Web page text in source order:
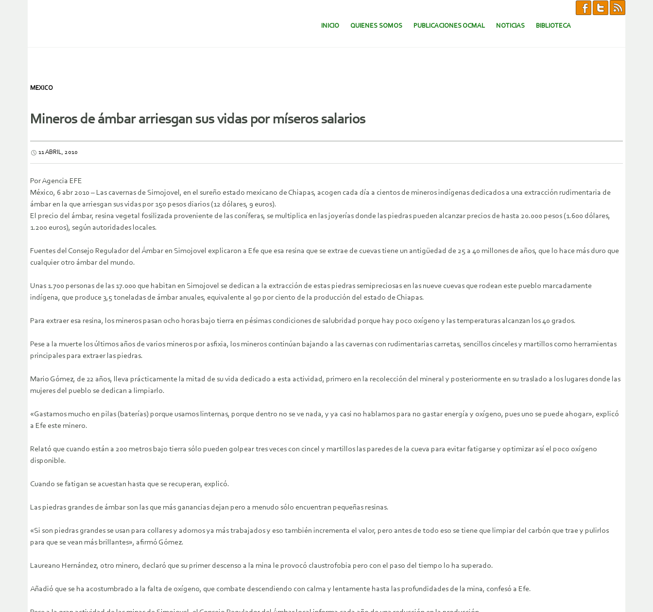
SALTAR AL CONTENIDO.
INICIO QUIENES SOMOS PUBLICACIONES OCMAL NOTICIAS BIBLIOTECA
MEXICO
Mineros de ámbar arriesgan sus vidas por míseros salarios
11 ABRIL, 2010
Por Agencia EFE
México, 6 abr 2010 – Las cavernas de Simojovel, en el sureño estado mexicano de Chiapas, acogen cada día a cientos de mineros indígenas dedicados a una extracción rudimentaria de
ámbar en la que arriesgan sus vidas por 150 pesos diarios (12 dólares, 9 euros).
El precio del ámbar, resina vegetal fosilizada proveniente de las coníferas, se multiplica en las joyerías donde las piedras pueden alcanzar precios de hasta 20.000 pesos (1.600 dólares,
1.200 euros), según autoridades locales.
Fuentes del Consejo Regulador del Ámbar en Simojovel explicaron a Efe que esa resina que se extrae de cuevas tiene un antigüedad de 25 a 40 millones de años, que lo hace más duro que
cualquier otro ámbar del mundo.
Unas 1.700 personas de las 17.000 que habitan en Simojovel se dedican a la extracción de estas piedras semipreciosas en las nueve cuevas que rodean este pueblo marcadamente
indígena, que produce 3,5 toneladas de ámbar anuales, equivalente al 90 por ciento de la producción del estado de Chiapas.
Para extraer esa resina, los mineros pasan ocho horas bajo tierra en pésimas condiciones de salubridad porque hay poco oxígeno y las temperaturas alcanzan los 40 grados.
Pese a la muerte los últimos años de varios mineros por asfixia, los mineros continúan bajando a las cavernas con rudimentarias carretas, sencillos cinceles y martillos como herramientas
principales para extraer las piedras.
Mario Gómez, de 22 años, lleva prácticamente la mitad de su vida dedicado a esta actividad, primero en la recolección del mineral y posteriormente en su traslado a los lugares donde las
mujeres del pueblo se dedican a limpiarlo.
«Gastamos mucho en pilas (baterías) porque usamos linternas, porque dentro no se ve nada, y ya casi no hablamos para no gastar energía y oxígeno, pues uno se puede ahogar», explicó
a Efe este minero.
Relató que cuando están a 200 metros bajo tierra sólo pueden golpear tres veces con cincel y martillos las paredes de la cueva para evitar fatigarse y optimizar así el poco oxígeno
disponible.
Cuando se fatigan se acuestan hasta que se recuperan, explicó.
Las piedras grandes de ámbar son las que más ganancias dejan pero a menudo sólo encuentran pequeñas resinas.
«Si son piedras grandes se usan para collares y adornos ya más trabajados y eso también incrementa el valor, pero antes de todo eso se tiene que limpiar del carbón que trae y pulirlos
para que se vean más brillantes», afirmó Gómez.
Laureano Hernández, otro minero, declaró que su primer descenso a la mina le provocó claustrofobia pero con el paso del tiempo lo ha superado.
Añadió que se ha acostumbrado a la falta de oxígeno, que combate descendiendo con calma y lentamente hasta las profundidades de la mina, confesó a Efe.